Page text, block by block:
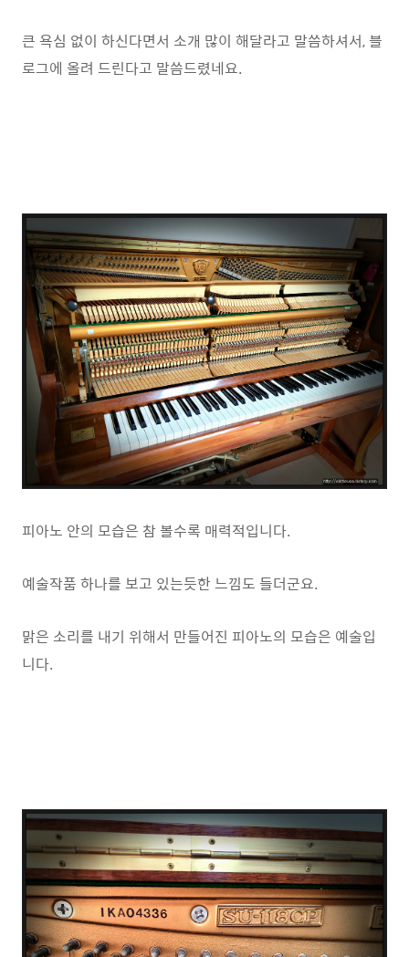
큰 욕심 없이 하신다면서 소개 많이 해달라고 말씀하셔서, 블
로그에 올려 드린다고 말씀드렸네요.
피아노 안의 모습은 참 볼수록 매력적입니다.
예술작품 하나를 보고 있는듯한 느낌도 들더군요.
맑은 소리를 내기 위해서 만들어진 피아노의 모습은 예술입
니다.